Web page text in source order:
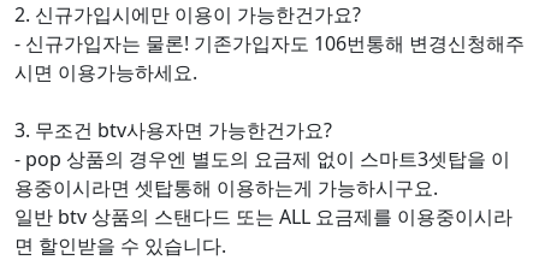
2. 신규가입시에만 이용이 가능한건가요?
- 신규가입자는 물론! 기존가입자도 106번통해 변경신청해주
시면 이용가능하세요.
3. 무조건 btv사용자면 가능한건가요?
- pop 상품의 경우엔 별도의 요금제 없이 스마트3셋탑을 이
용중이시라면 셋탑통해 이용하는게 가능하시구요.
일반 btv 상품의 스탠다드 또는 ALL 요금제를 이용중이시라
면 할인받을 수 있습니다.